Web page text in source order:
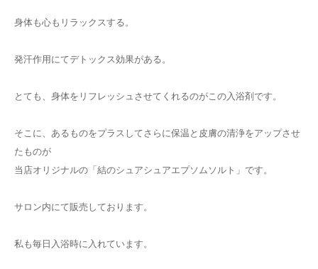
身体も心もリラックスする。
発汗作用にてデトックス効果がある。
とても、身体をリフレッシュさせてくれるのがこの入浴剤です。
そこに、あるものをプラスしてさらに保温と皮膚の清浄をアップさせ
たものが
当店オリジナルの「結のシュアシュアエプソムソルト」です。
サロン内にて販売しております。
私も毎日入浴時に入れています。